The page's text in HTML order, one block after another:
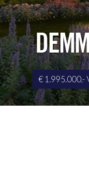
€ 1.995.000,-